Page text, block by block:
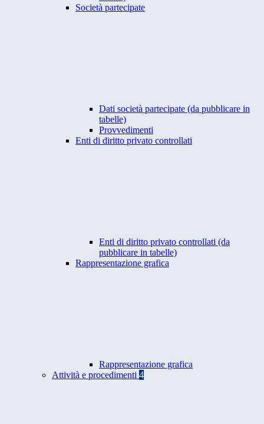
Società partecipate
Dati società partecipate (da pubblicare in
tabelle)
Provvedimenti
Enti di diritto privato controllati
Enti di diritto privato controllati (da
pubblicare in tabelle)
Rappresentazione grafica
Rappresentazione grafica
Attività e procedimenti 4